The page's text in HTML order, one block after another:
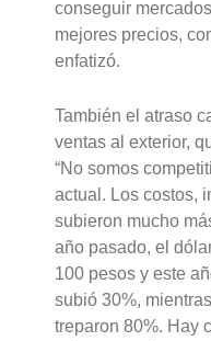
conseguir
mejores precios,
enfatizó.
También el atraso
ventas al exterior,
“No somos
actual. Los costos,
subieron mucho
año pasado, el
100 pesos y este
subió 30%,
treparon 80%. Hay